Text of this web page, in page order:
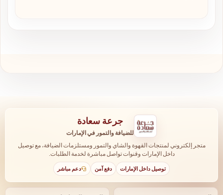
جرعة سعادة
للضيافة والتمور في الإمارات
متجر إلكتروني لمنتجات القهوة والشاي والتمور ومستلزمات الضيافة، مع توصيل
داخل الإمارات وقنوات تواصل مباشرة لخدمة الطلبات.
توصيل داخل الإمارات دفع آمن دعم مباشر